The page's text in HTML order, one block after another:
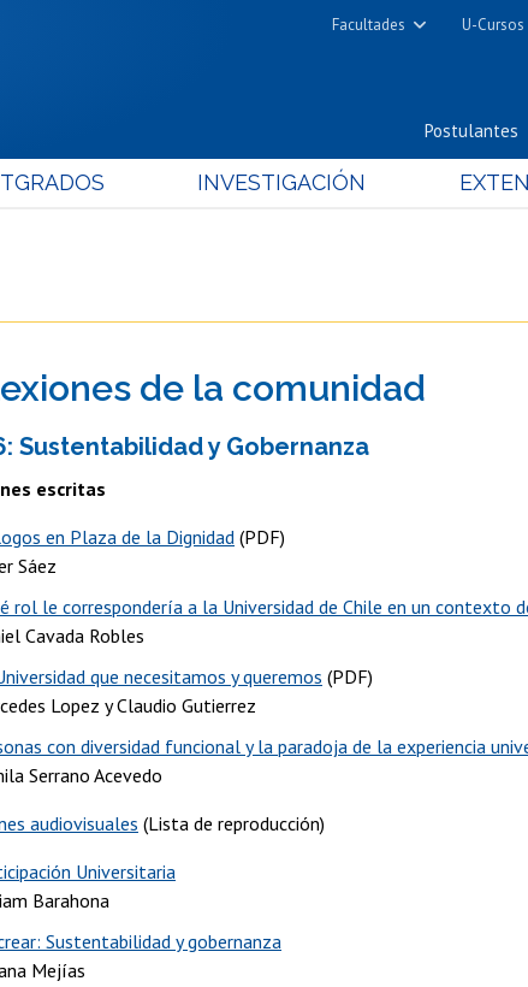
Facultades
Cs. Físicas y
Cs. Químicas y
Estudios Avanzados en
U-Cursos
Postulantes
INVESTIGACIÓN
de la comunidad
Sustentabilidad y Gobernanza
escritas
en Plaza de la Dignidad (PDF)
Sáez
rol le correspondería a la Universidad de Chile en un contexto
Cavada Robles
que necesitamos y queremos (PDF)
Lopez y Claudio Gutierrez
con diversidad funcional y la paradoja de la experiencia
Serrano Acevedo
audiovisuales (Lista de reproducción)
Universitaria
Barahona
Sustentabilidad y gobernanza
Mejías